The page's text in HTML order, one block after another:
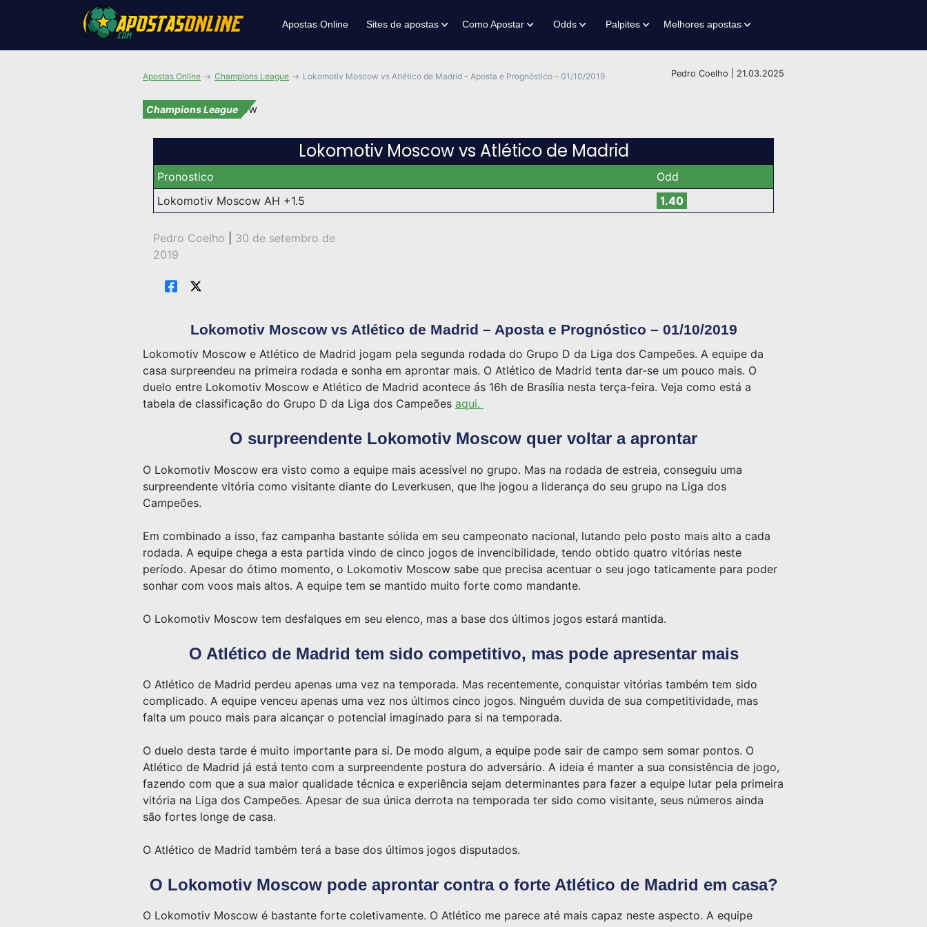
Apostas Online Sites de apostas Como Apostar Odds Palpites Melhores apostas
Pedro Coelho | 21.03.2025
Apostas Online Champions League Lokomotiv Moscow vs Atlético de Madrid – Aposta e Prognóstico – 01/10/2019
Champions League
Lokomotiv Moscow vs Atlético de Madrid
Pronostico
Odd
Lokomotiv Moscow AH +1.5
1.40
Pedro Coelho
30 de setembro de
2019
Lokomotiv Moscow vs Atlético de Madrid – Aposta e Prognóstico – 01/10/2019
Lokomotiv Moscow e Atlético de Madrid jogam pela segunda rodada do Grupo D da Liga dos Campeões. A equipe da
casa surpreendeu na primeira rodada e sonha em aprontar mais. O Atlético de Madrid tenta dar-se um pouco mais. O
duelo entre Lokomotiv Moscow e Atlético de Madrid acontece ás 16h de Brasília nesta terça-feira. Veja como está a
tabela de classificação do Grupo D da Liga dos Campeões aqui.
O surpreendente Lokomotiv Moscow quer voltar a aprontar
O Lokomotiv Moscow era visto como a equipe mais acessível no grupo. Mas na rodada de estreia, conseguiu uma
surpreendente vitória como visitante diante do Leverkusen, que lhe jogou a liderança do seu grupo na Liga dos
Campeões.
Em combinado a isso, faz campanha bastante sólida em seu campeonato nacional, lutando pelo posto mais alto a cada
rodada. A equipe chega a esta partida vindo de cinco jogos de invencibilidade, tendo obtido quatro vitórias neste
período. Apesar do ótimo momento, o Lokomotiv Moscow sabe que precisa acentuar o seu jogo taticamente para poder
sonhar com voos mais altos. A equipe tem se mantido muito forte como mandante.
O Lokomotiv Moscow tem desfalques em seu elenco, mas a base dos últimos jogos estará mantida.
O Atlético de Madrid tem sido competitivo, mas pode apresentar mais
O Atlético de Madrid perdeu apenas uma vez na temporada. Mas recentemente, conquistar vitórias também tem sido
complicado. A equipe venceu apenas uma vez nos últimos cinco jogos. Ninguém duvida de sua competitividade, mas
falta um pouco mais para alcançar o potencial imaginado para si na temporada.
O duelo desta tarde é muito importante para si. De modo algum, a equipe pode sair de campo sem somar pontos. O
Atlético de Madrid já está tento com a surpreendente postura do adversário. A ideia é manter a sua consistência de jogo,
fazendo com que a sua maior qualidade técnica e experiência sejam determinantes para fazer a equipe lutar pela primeira
vitória na Liga dos Campeões. Apesar de sua única derrota na temporada ter sido como visitante, seus números ainda
são fortes longe de casa.
O Atlético de Madrid também terá a base dos últimos jogos disputados.
O Lokomotiv Moscow pode aprontar contra o forte Atlético de Madrid em casa?
O Lokomotiv Moscow é bastante forte coletivamente. O Atlético me parece até mais capaz neste aspecto. A equipe